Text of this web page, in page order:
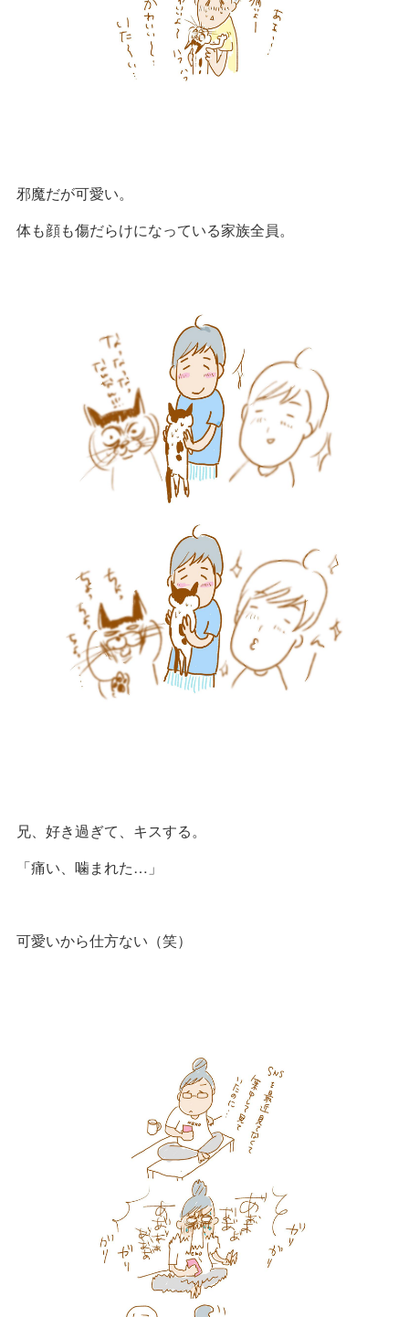
邪魔だが可愛い。
体も顔も傷だらけになっている家族全員。
兄、好き過ぎて、キスする。
「痛い、噛まれた…」
可愛いから仕方ない（笑）